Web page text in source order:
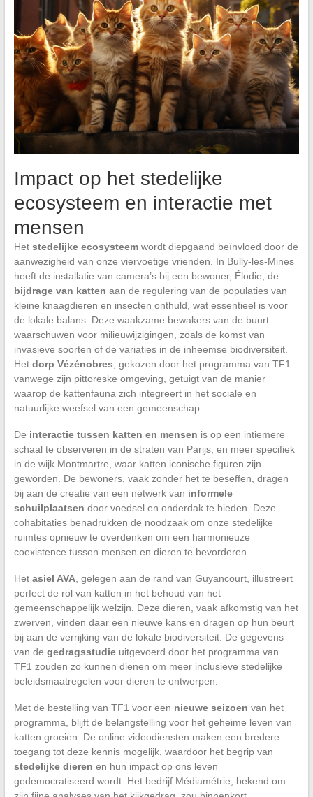
Impact op het stedelijke
ecosysteem en interactie met
mensen
Het stedelijke ecosysteemwordt diepgaand beïnvloed door de
aanwezigheid van onze viervoetige vrienden. In Bully-les-Mines
heeft de installatie van camera’s bij een bewoner, Élodie, de
bijdrage van katten aan de regulering van de populaties van
kleine knaagdieren en insecten onthuld, wat essentieel is voor
de lokale balans. Deze waakzame bewakers van de buurt
waarschuwen voor milieuwijzigingen, zoals de komst van
invasieve soorten of de variaties in de inheemse biodiversiteit.
Het dorp Vézénobres, gekozen door het programma van TF1
vanwege zijn pittoreske omgeving, getuigt van de manier
waarop de kattenfauna zich integreert in het sociale en
natuurlijke weefsel van een gemeenschap.
De interactie tussen katten en mensen is op een intiemere
schaal te observeren in de straten van Parijs, en meer specifiek
in de wijk Montmartre, waar katten iconische figuren zijn
geworden. De bewoners, vaak zonder het te beseffen, dragen
bij aan de creatie van een netwerk van informele
schuilplaatsen door voedsel en onderdak te bieden. Deze
cohabitaties benadrukken de noodzaak om onze stedelijke
ruimtes opnieuw te overdenken om een harmonieuze
coexistence tussen mensen en dieren te bevorderen.
Het asiel AVA, gelegen aan de rand van Guyancourt, illustreert
perfect de rol van katten in het behoud van het
gemeenschappelijk welzijn. Deze dieren, vaak afkomstig van het
zwerven, vinden daar een nieuwe kans en dragen op hun beurt
bij aan de verrijking van de lokale biodiversiteit. De gegevens
van de gedragsstudieuitgevoerd door het programma van
TF1 zouden zo kunnen dienen om meer inclusieve stedelijke
beleidsmaatregelen voor dieren te ontwerpen.
Met de bestelling van TF1 voor een nieuwe seizoen van het
programma, blijft de belangstelling voor het geheime leven van
katten groeien. De online videodiensten maken een bredere
toegang tot deze kennis mogelijk, waardoor het begrip van
stedelijke dieren en hun impact op ons leven
gedemocratiseerd wordt. Het bedrijf Médiamétrie, bekend om